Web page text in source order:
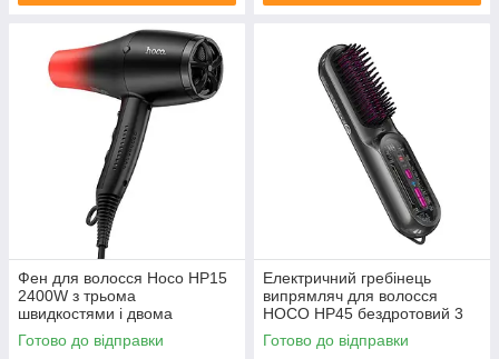
Фен для волосся Hoco HP15
2400W з трьома
швидкостями і двома
насадками
Готово до відправки
Електричний гребінець
випрямляч для волосся
HOCO HP45 бездротовий 3
режими 4000мАг компактний
дорожній
Готово до відправки